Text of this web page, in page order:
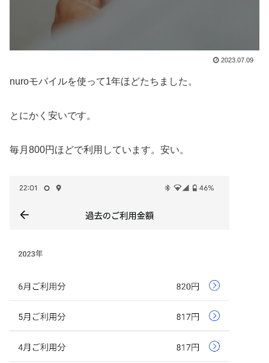
2023.07.09
nuroモバイルを使って1年ほどたちました。
とにかく安いです。
毎月800円ほどで利用しています。安い。